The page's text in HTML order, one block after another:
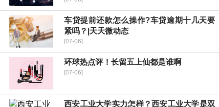
车贷提前还款怎么操作?车贷逾期十几天要
紧吗？|天天微动态
[07-06]
环球热点评！长留五上仙都是谁啊
[07-06]
西安工业大学实力怎样？西安工业大学是双